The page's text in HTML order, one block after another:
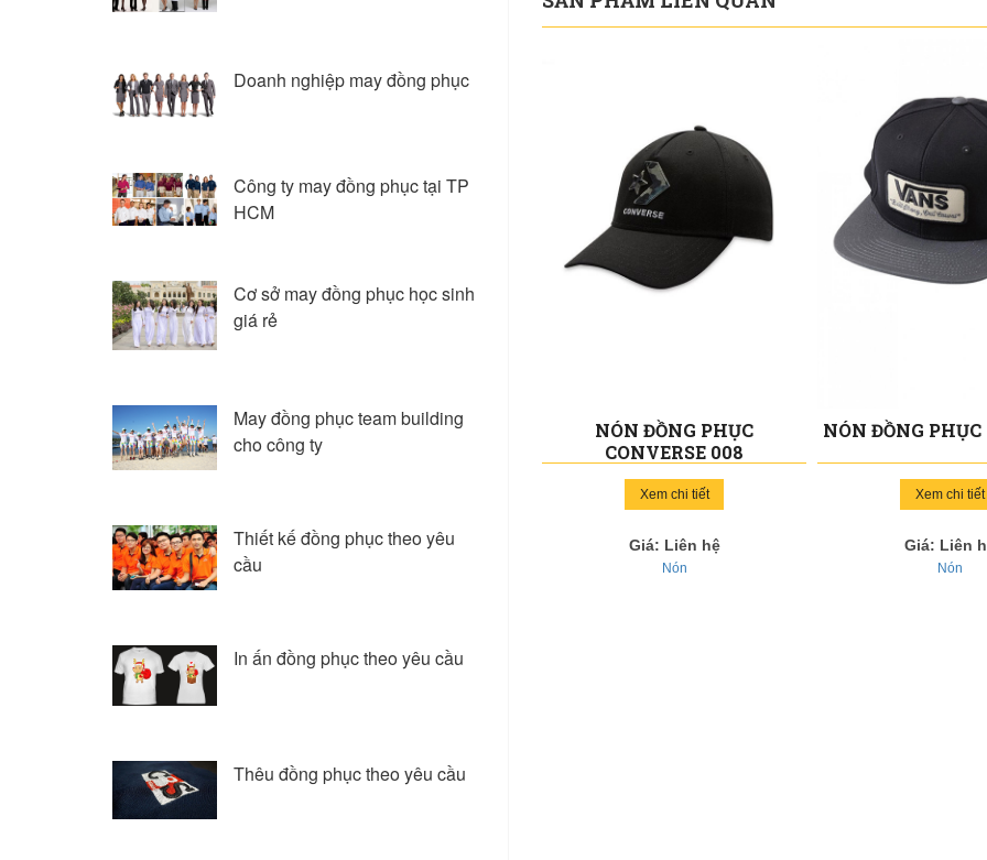
Doanh nghiệp may đồng phục
Công ty may đồng phục tại TP
HCM
Cơ sở may đồng phục học sinh
giá rẻ
May đồng phục team building
cho công ty
Thiết kế đồng phục theo yêu
cầu
In ấn đồng phục theo yêu cầu
Thêu đồng phục theo yêu cầu
NÓN ĐỒNG PHỤC
CONVERSE 008
Xem chi tiết
Giá: Liên hệ
Nón
NÓN ĐỒNG
Xem chi tiết
Giá: Liên
Nón